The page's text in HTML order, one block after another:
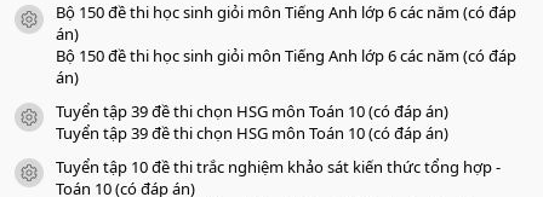
icon tài liệu
Bộ 150 đề thi học sinh giỏi môn Tiếng Anh lớp 6 các năm (có đáp
án)
Bộ 150 đề thi học sinh giỏi môn Tiếng Anh lớp 6 các năm (có đáp
án)
icon tài liệu
Tuyển tập 39 đề thi chọn HSG môn Toán 10 (có đáp án)
Tuyển tập 39 đề thi chọn HSG môn Toán 10 (có đáp án)
icon tài liệu
Tuyển tập 10 đề thi trắc nghiệm khảo sát kiến thức tổng hợp -
Toán 10 (có đáp án)